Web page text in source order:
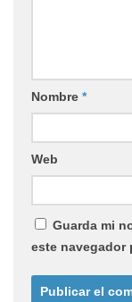
Nombre *
Web
Guarda mi
este navegador